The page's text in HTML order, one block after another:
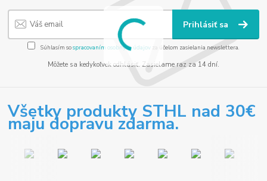
Prihlásiť sa
Súhlasím sospracovaním osobných údajov za účelom zasielania newslettera.
Môžete sa kedykoľvek odhlásiť. Zasielame raz za 14 dní.
Všetky produkty STHL nad 30€
maju dopravu zdarma.